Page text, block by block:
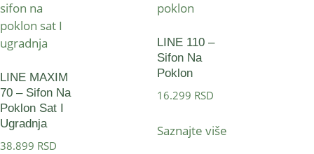
LINE MAXIM
70 – Sifon Na
Poklon Sat I
Ugradnja
38.899 RSD
LINE 110 –
Sifon Na
Poklon
16.299 RSD
Saznajte više